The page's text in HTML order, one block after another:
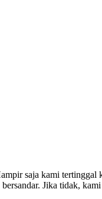
saja kami tertinggal
Jika tidak,